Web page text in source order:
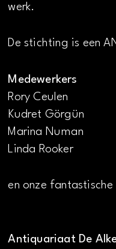
werk.
De stichting is een
Medewerkers
Rory Ceulen
Kudret Görgün
Marina Numan
Linda Rooker
en onze
Antiquariaat De